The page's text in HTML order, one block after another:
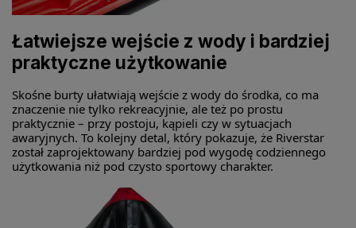
Łatwiejsze wejście z wody i bardziej
praktyczne użytkowanie
Skośne burty ułatwiają wejście z wody do środka, co ma
znaczenie nie tylko rekreacyjnie, ale też po prostu
praktycznie – przy postoju, kąpieli czy w sytuacjach
awaryjnych. To kolejny detal, który pokazuje, że Riverstar
został zaprojektowany bardziej pod wygodę codziennego
użytkowania niż pod czysto sportowy charakter.